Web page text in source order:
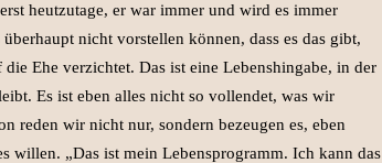
heutzutage, er war immer und wird es immer
nicht vorstellen können, dass es das gibt,
Ehe verzichtet. Das ist eine Lebenshingabe, in der
Es ist eben alles nicht so vollendet, was wir
reden wir nicht nur, sondern bezeugen es, eben
willen. „Das ist mein Lebensprogramm. Ich kann das